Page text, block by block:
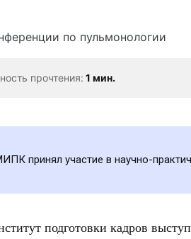
прочтения: 1 мин.
принял участие в научно-
подготовки кадров